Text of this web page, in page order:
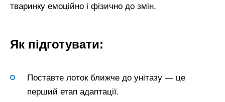
тваринку емоційно і фізично до змін.
Як підготувати:
Поставте лоток ближче до унітазу — це
перший етап адаптації.